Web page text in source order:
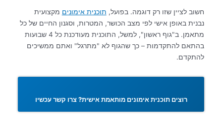
חשוב לציין שזו רק דוגמה. בפועל, תוכנית אימונים מקצועית
נבנית באופן אישי לפי מצב הכושר, המטרות, וסגנון החיים של כל
מתאמן. ב"גוף ראשון", למשל, התוכנית מעודכנת כל 4 שבועות
בהתאם להתקדמות – כך שהגוף לא "מתרגל" ואתם ממשיכים
להתקדם.
רוצים תוכנית אימונים מותאמת אישית? צרו קשר עכשיו